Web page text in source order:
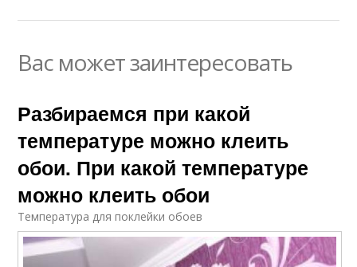
Вас может заинтересовать
Разбираемся при какой
температуре можно клеить
обои. При какой температуре
можно клеить обои
Температура для поклейки обоев